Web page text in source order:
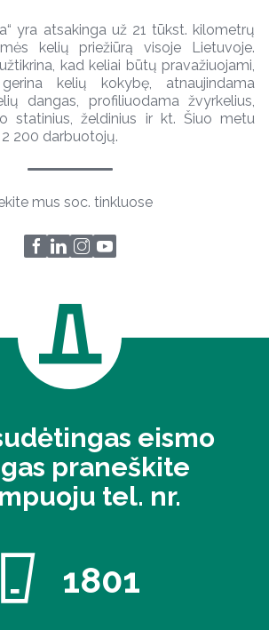
yra atsakinga už 21 tūkst. kilometrų
kelių priežiūrą visoje Lietuvoje.
kad keliai būtų pravažiuojami,
gerina kelių kokybę, atnaujindama
dangas, profiliuodama žvyrkelius,
statinius, želdinius ir kt. Šiuo metu
200 darbuotojų.
mus soc. tinkluose
eismo
praneškite
tel. nr.
1801